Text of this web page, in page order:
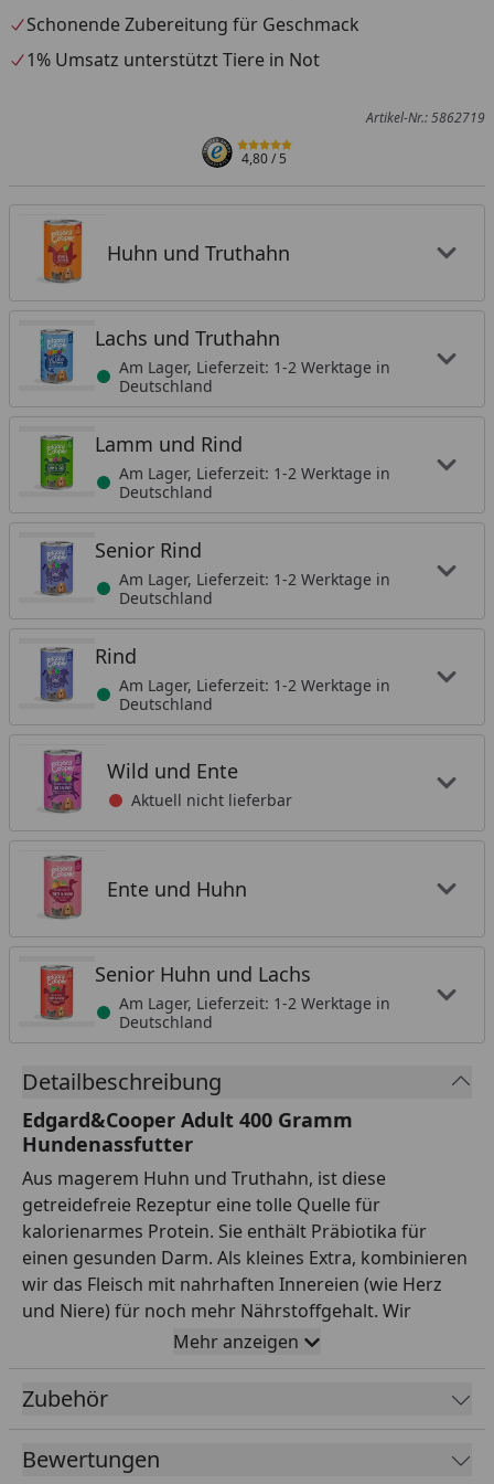
Schonende Zubereitung für Geschmack
1% Umsatz unterstützt Tiere in Not
Artikel-Nr.: 5862719
4,80/ 5
Huhn und Truthahn
Lachs und Truthahn
Am Lager, Lieferzeit: 1-2 Werktage in
Deutschland
Lamm und Rind
Am Lager, Lieferzeit: 1-2 Werktage in
Deutschland
Senior Rind
Am Lager, Lieferzeit: 1-2 Werktage in
Deutschland
Rind
Am Lager, Lieferzeit: 1-2 Werktage in
Deutschland
Wild und Ente
Aktuell nicht lieferbar
Ente und Huhn
Senior Huhn und Lachs
Am Lager, Lieferzeit: 1-2 Werktage in
Deutschland
Detailbeschreibung
Edgard&Cooper Adult 400 Gramm
Hundenassfutter
Aus magerem Huhn und Truthahn, ist diese
getreidefreie Rezeptur eine tolle Quelle für
kalorienarmes Protein. Sie enthält Präbiotika für
einen gesunden Darm. Als kleines Extra, kombinieren
wir das Fleisch mit nahrhaften Innereien (wie Herz
und Niere) für noch mehr Nährstoffgehalt. Wir
bereiten unser Nassfutter mit einem super gesunden
Mix aus Obst und Gemüse sowie einer extra Portion
Kräuter zu. Dann wird es schonend dampfgegart, um
Fütterungsempfehlung
Mehr anzeigen
Zubehör
Bewertungen